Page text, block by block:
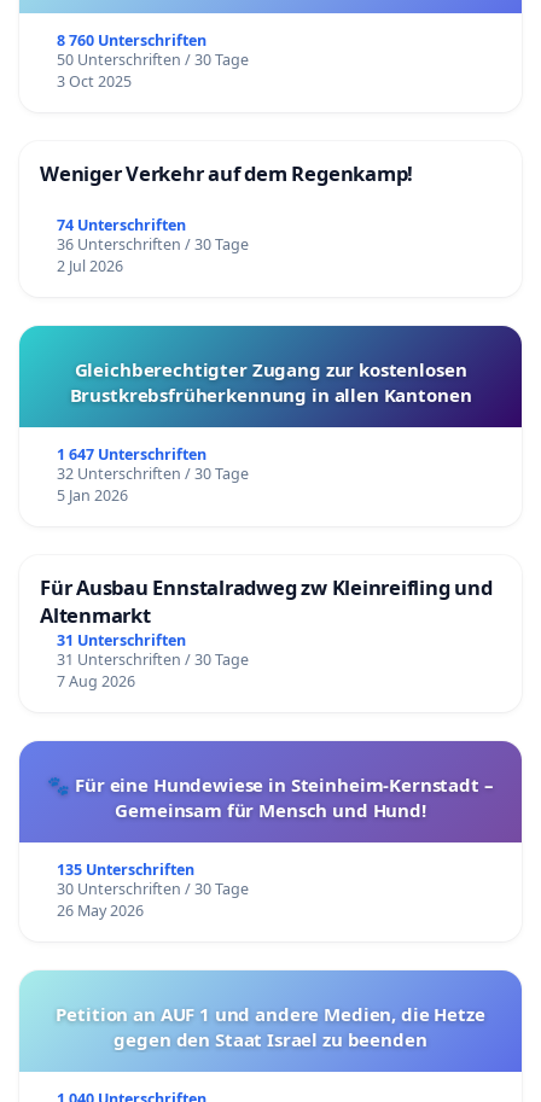
8 760 Unterschriften
50 Unterschriften / 30 Tage
3 Oct 2025
Weniger Verkehr auf dem Regenkamp!
74 Unterschriften
36 Unterschriften / 30 Tage
2 Jul 2026
Gleichberechtigter Zugang zur kostenlosen
Brustkrebsfrüherkennung in allen Kantonen
1 647 Unterschriften
32 Unterschriften / 30 Tage
5 Jan 2026
Für Ausbau Ennstalradweg zw Kleinreifling und
Altenmarkt
31 Unterschriften
31 Unterschriften / 30 Tage
7 Aug 2026
🐾 Für eine Hundewiese in Steinheim-Kernstadt –
Gemeinsam für Mensch und Hund!
135 Unterschriften
30 Unterschriften / 30 Tage
26 May 2026
Petition an AUF 1 und andere Medien, die Hetze
gegen den Staat Israel zu beenden